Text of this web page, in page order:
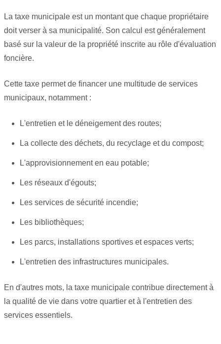
La taxe municipale est un montant que chaque propriétaire
doit verser à sa municipalité. Son calcul est généralement
basé sur la valeur de la propriété inscrite au rôle d'évaluation
foncière.
Cette taxe permet de financer une multitude de services
municipaux, notamment :
L'entretien et le déneigement des routes;
La collecte des déchets, du recyclage et du compost;
L'approvisionnement en eau potable;
Les réseaux d'égouts;
Les services de sécurité incendie;
Les bibliothèques;
Les parcs, installations sportives et espaces verts;
L'entretien des infrastructures municipales.
En d'autres mots, la taxe municipale contribue directement à
la qualité de vie dans votre quartier et à l'entretien des
services essentiels.